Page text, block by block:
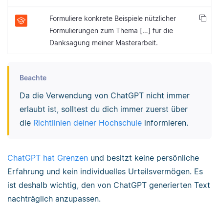
Formuliere konkrete Beispiele nützlicher
Formulierungen zum Thema […] für die
Danksagung meiner Masterarbeit.
Beachte
Da die Verwendung von ChatGPT nicht immer
erlaubt ist, solltest du dich immer zuerst über
die Richtlinien deiner Hochschuleinformieren.
ChatGPT hat Grenzen und besitzt keine persönliche
Erfahrung und kein individuelles Urteilsvermögen. Es
ist deshalb wichtig, den von ChatGPT generierten Text
nachträglich anzupassen.